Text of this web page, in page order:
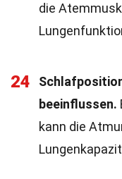
die
24
beeinflussen.
kann die